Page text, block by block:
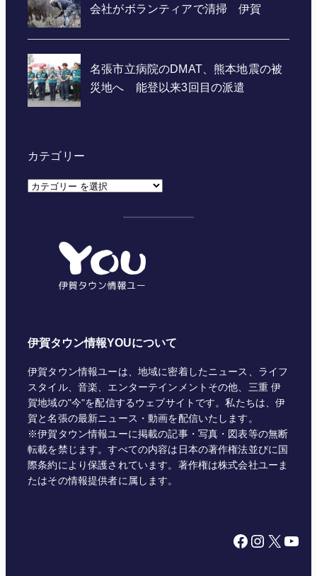
カテゴリー
カ
伊賀タウン情報YOUについて
伊賀タウン情報ユーは、地域に密着したニュース、ライフ
スタイル、音楽、エンターテインメントその他、三重 伊
賀地域の"今"を配信するウェブサイトです。私たちは、伊
賀と名張の最新ニュース・動画を配信いたします。
※伊賀タウン情報ユーに掲載の記事・写真・図表等の無断
転載を禁じます。すべての内容は日本の著作権法並びに国
際条約により保護されています。著作権は株式会社ユーま
たはその情報提供者に属します。
Facebook Instagram X YouTube